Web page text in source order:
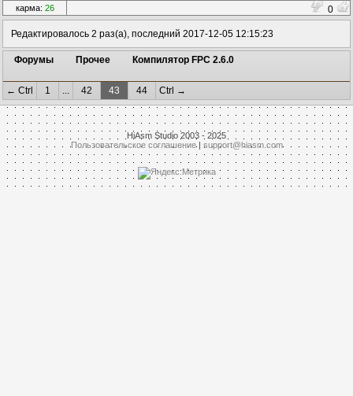
карма: 26 0
Редактировалось 2 раз(а), последний 2017-12-05 12:15:23
Форумы Прочее Компилятор FPC 2.6.0
← Ctrl 1 ... 42 43 44 Ctrl →
HiAsm Studio 2003 - 2025
Пользовательское соглашение| support@hiasm.com